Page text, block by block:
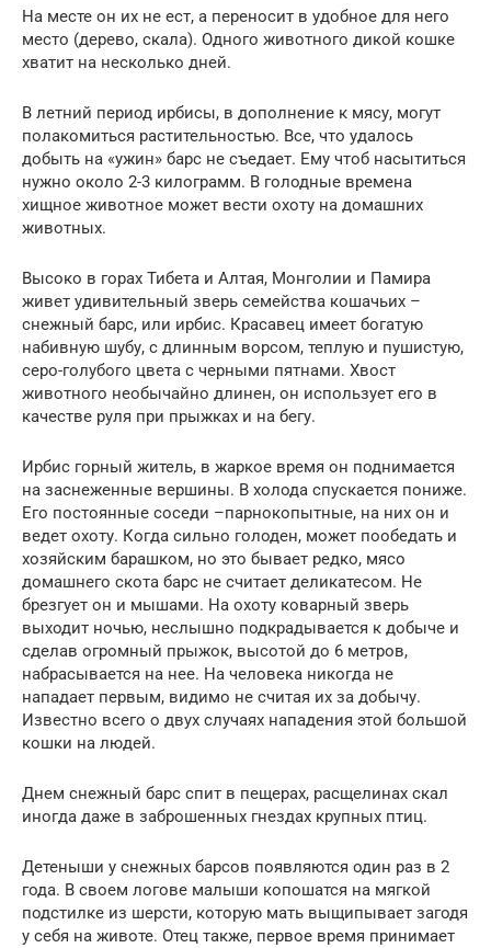
На месте он их не ест, а переносит в удобное для него
место (дерево, скала). Одного животного дикой кошке
хватит на несколько дней.
В летний период ирбисы, в дополнение к мясу, могут
полакомиться растительностью. Все, что удалось
добыть на «ужин» барс не съедает. Ему чтоб насытиться
нужно около 2-3 килограмм. В голодные времена
хищное животное может вести охоту на домашних
животных.
Высоко в горах Тибета и Алтая, Монголии и Памира
живет удивительный зверь семейства кошачьих –
снежный барс, или ирбис. Красавец имеет богатую
набивную шубу, с длинным ворсом, теплую и пушистую,
серо-голубого цвета с черными пятнами. Хвост
животного необычайно длинен, он использует его в
качестве руля при прыжках и на бегу.
Ирбис горный житель, в жаркое время он поднимается
на заснеженные вершины. В холода спускается пониже.
Его постоянные соседи –парнокопытные, на них он и
ведет охоту. Когда сильно голоден, может пообедать и
хозяйским барашком, но это бывает редко, мясо
домашнего скота барс не считает деликатесом. Не
брезгует он и мышами. На охоту коварный зверь
выходит ночью, неслышно подкрадывается к добыче и
сделав огромный прыжок, высотой до 6 метров,
набрасывается на нее. На человека никогда не
нападает первым, видимо не считая их за добычу.
Известно всего о двух случаях нападения этой большой
кошки на людей.
Днем снежный барс спит в пещерах, расщелинах скал
иногда даже в заброшенных гнездах крупных птиц.
Детеныши у снежных барсов появляются один раз в 2
года. В своем логове малыши копошатся на мягкой
подстилке из шерсти, которую мать выщипывает загодя
у себя на животе. Отец также, первое время принимает